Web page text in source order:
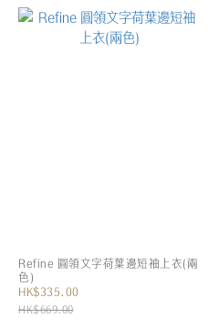
Refine 圓領文字荷葉邊短袖上衣(兩
色)
HK$335.00
HK$669.00